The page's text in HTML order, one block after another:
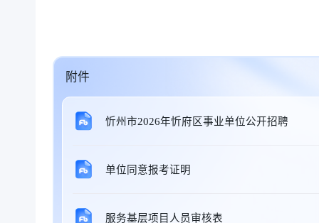
附件
忻州市2026年忻府区事业单位公开招聘
单位同意报考证明
服务基层项目人员审核表